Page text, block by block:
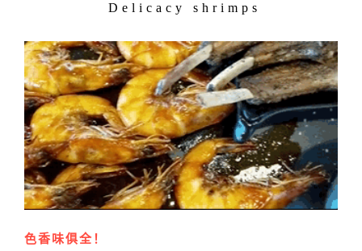
Delicacy shrimps
色香味俱全！